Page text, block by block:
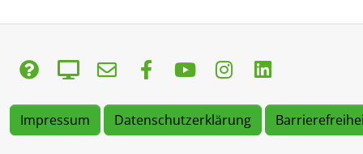
Impressum Datenschutzerklärung